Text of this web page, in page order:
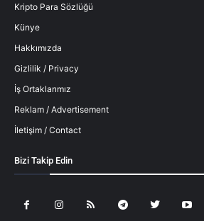
Kripto Para Sözlüğü
Künye
Hakkımızda
Gizlilik / Privacy
İş Ortaklarımız
Reklam / Advertisement
İletişim / Contact
Bizi Takip Edin